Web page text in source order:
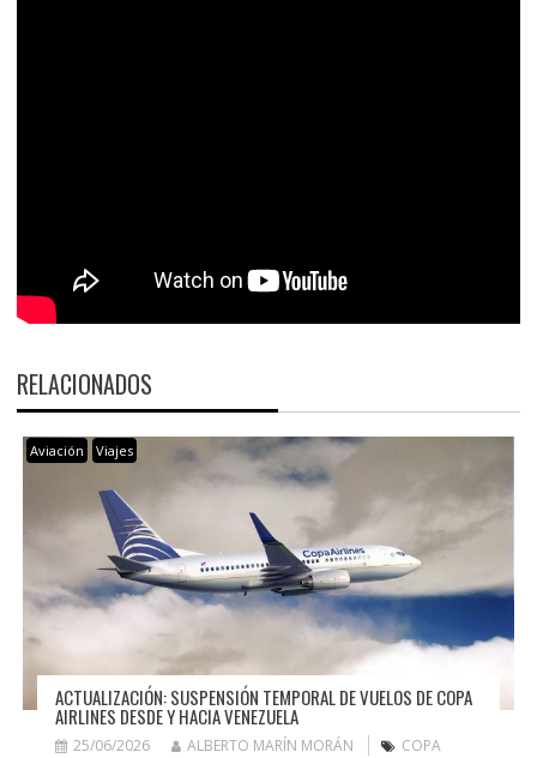
RELACIONADOS
Aviación Viajes
ACTUALIZACIÓN: SUSPENSIÓN TEMPORAL DE VUELOS DE COPA
AIRLINES DESDE Y HACIA VENEZUELA
25/06/2026 ALBERTO MARÍN MORÁN
COPA